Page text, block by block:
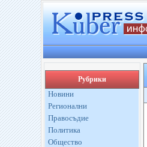
Рубрики
Новини
Регионални
Правосъдие
Политика
Общество